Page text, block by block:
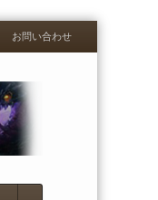
お問い合わせ